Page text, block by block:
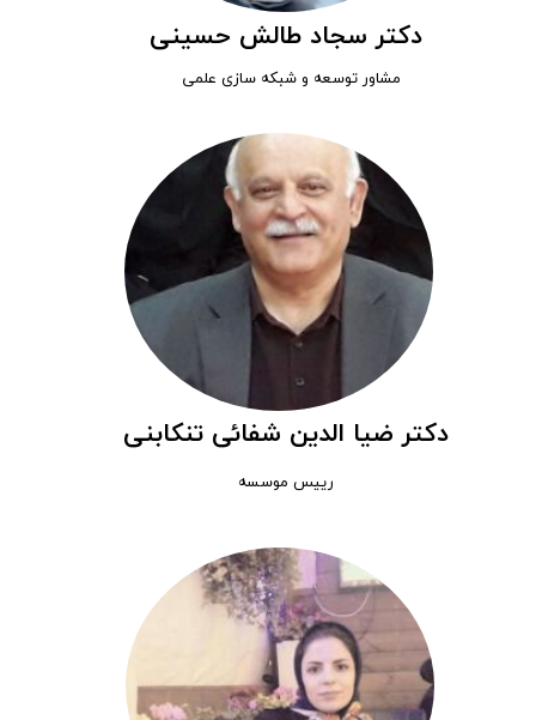
دکتر ضیا الدین شفائی تنکابنی
رییس موسسه
مشاور توسعه و شبکه سازی علمی
دکتر سجاد طالش حسینی